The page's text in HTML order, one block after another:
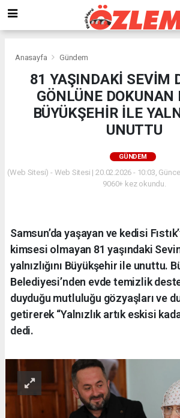
Anasayfa Gündem
81 YAŞINDAKİ SEVİM
GÖNLÜNE
BÜYÜKŞEHİR İLE
UNUTTU
GÜNDEM
(Web Sitesi) - Web Sitesi | 20.02.2026 - 10:03,
9060+ kez okundu.
Samsun’da yaşayan ve kedisi
kimsesi olmayan 81 yaşındaki
yalnızlığını Büyükşehir ile unuttu.
Belediyesi’nden evde temizlik
duyduğu mutluluğu gözyaşları ve
getirerek “Yalnızlık artık eskisi
dedi.